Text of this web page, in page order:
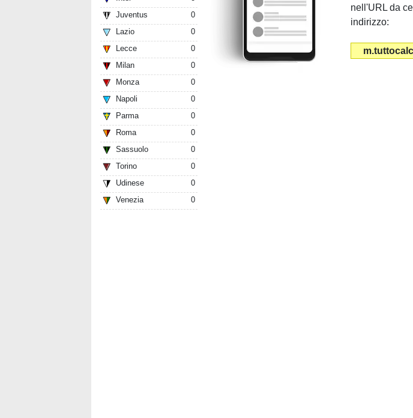
Juventus
0
Lazio
0
Lecce
0
Milan
0
Monza
0
Napoli
0
Parma
0
Roma
0
Sassuolo
0
Torino
0
Udinese
0
Venezia
0
nell'URL da
indirizzo: